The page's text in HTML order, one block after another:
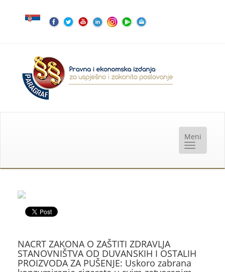
NACRT ZAKONA O ZAŠTITI ZDRAVLJA
STANOVNIŠTVA OD DUVANSKIH I OSTALIH
PROIZVODA ZA PUŠENJE: Uskoro zabrana